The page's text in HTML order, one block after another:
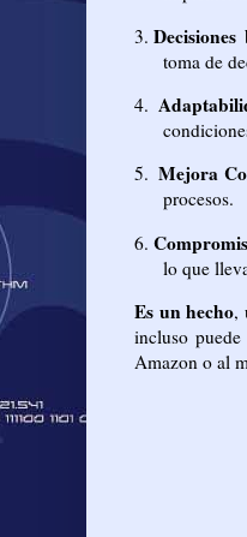
3.
toma de
4.
5. Mejora
procesos.
6.
lo que
Es un hecho,
incluso
Amazon o al